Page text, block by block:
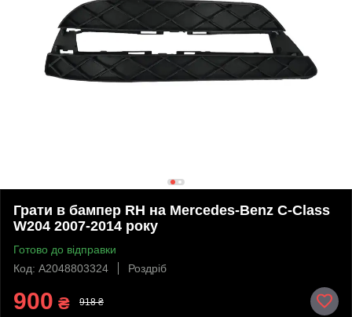
Грати в бампер RH на Mercedes-Benz C-Class
W204 2007-2014 року
Готово до відправки
Код: A2048803324
Роздріб
900 ₴ 918 ₴